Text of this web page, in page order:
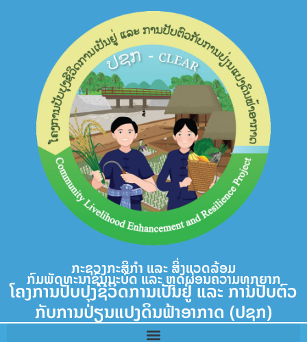
ກະຊວງກະສິກຳ ແລະ ສິ່ງແວດລ້ອມ
ກົມພັດທະນາຊົນນະບົດ ແລະ ຫຼຸດຜ່ອນຄວາມທຸກຍາກ
ໂຄງການປັບປຸງຊີວິດການເປັນຢູ່ ແລະ ການປັບຕົວ
ກັບການປ່ຽນແປງດິນຟ້າອາກາດ (ປຊກ)